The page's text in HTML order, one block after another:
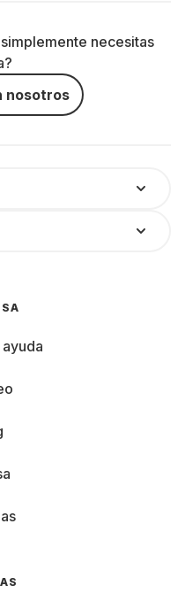
necesitas
nosotros